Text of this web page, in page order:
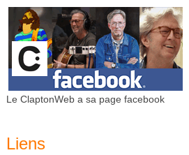
Le ClaptonWeb a sa page facebook
Liens